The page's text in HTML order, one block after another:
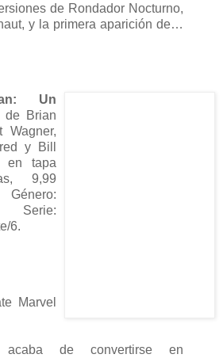
de Rondador Nocturno,
y la primera aparición de…
Un
de Brian
Wagner,
y Bill
en tapa
9,99
6.
Marvel
acaba de convertirse en